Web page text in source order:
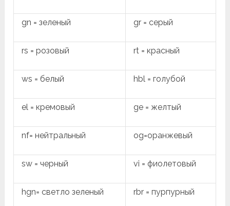
gn = зеленый gr = серый
rs = розовый rt = красный
ws = белый hbl = голубой
el = кремовый ge = желтый
nf= нейтральный og=оранжевый
sw = черный vi = фиолетовый
hgn= светло зеленый rbr = пурпурный